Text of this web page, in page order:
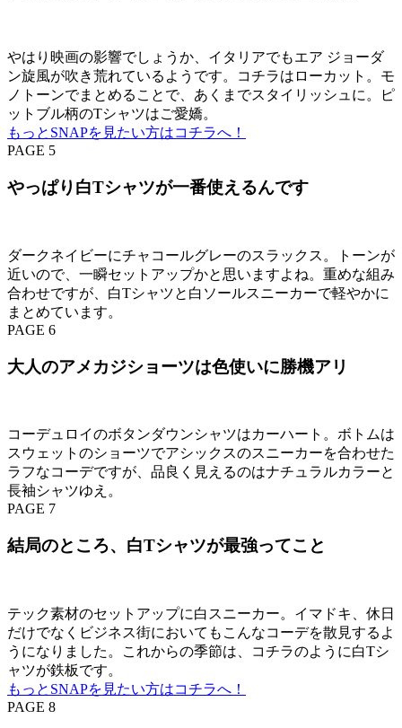
やはり映画の影響でしょうか、イタリアでもエア ジョーダ
ン旋風が吹き荒れているようです。コチラはローカット。モ
ノトーンでまとめることで、あくまでスタイリッシュに。ピ
ットブル柄のTシャツはご愛嬌。
もっとSNAPを見たい方はコチラへ！
PAGE 5
やっぱり白Tシャツが一番使えるんです
ダークネイビーにチャコールグレーのスラックス。トーンが
近いので、一瞬セットアップかと思いますよね。重めな組み
合わせですが、白Tシャツと白ソールスニーカーで軽やかに
まとめています。
PAGE 6
大人のアメカジショーツは色使いに勝機アリ
コーデュロイのボタンダウンシャツはカーハート。ボトムは
スウェットのショーツでアシックスのスニーカーを合わせた
ラフなコーデですが、品良く見えるのはナチュラルカラーと
長袖シャツゆえ。
PAGE 7
結局のところ、白Tシャツが最強ってこと
テック素材のセットアップに白スニーカー。イマドキ、休日
だけでなくビジネス街においてもこんなコーデを散見するよ
うになりました。これからの季節は、コチラのように白Tシ
ャツが鉄板です。
もっとSNAPを見たい方はコチラへ！
PAGE 8